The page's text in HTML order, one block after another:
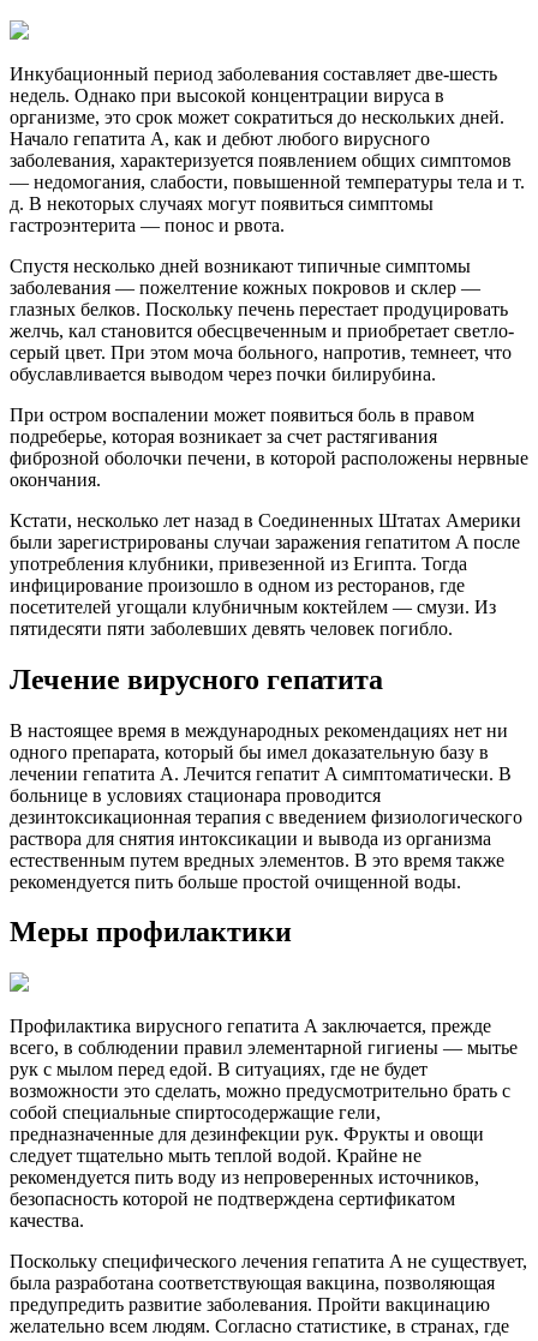
Инкубационный период заболевания составляет две-шесть
недель. Однако при высокой концентрации вируса в
организме, это срок может сократиться до нескольких дней.
Начало гепатита A, как и дебют любого вирусного
заболевания, характеризуется появлением общих симптомов
— недомогания, слабости, повышенной температуры тела и т.
д. В некоторых случаях могут появиться симптомы
гастроэнтерита — понос и рвота.
Спустя несколько дней возникают типичные симптомы
заболевания — пожелтение кожных покровов и склер —
глазных белков. Поскольку печень перестает продуцировать
желчь, кал становится обесцвеченным и приобретает светло-
серый цвет. При этом моча больного, напротив, темнеет, что
обуславливается выводом через почки билирубина.
При остром воспалении может появиться боль в правом
подреберье, которая возникает за счет растягивания
фиброзной оболочки печени, в которой расположены нервные
окончания.
Кстати, несколько лет назад в Соединенных Штатах Америки
были зарегистрированы случаи заражения гепатитом A после
употребления клубники, привезенной из Египта. Тогда
инфицирование произошло в одном из ресторанов, где
посетителей угощали клубничным коктейлем — смузи. Из
пятидесяти пяти заболевших девять человек погибло.
Лечение вирусного гепатита
В настоящее время в международных рекомендациях нет ни
одного препарата, который бы имел доказательную базу в
лечении гепатита A. Лечится гепатит A симптоматически. В
больнице в условиях стационара проводится
дезинтоксикационная терапия с введением физиологического
раствора для снятия интоксикации и вывода из организма
естественным путем вредных элементов. В это время также
рекомендуется пить больше простой очищенной воды.
Меры профилактики
Профилактика вирусного гепатита A заключается, прежде
всего, в соблюдении правил элементарной гигиены — мытье
рук с мылом перед едой. В ситуациях, где не будет
возможности это сделать, можно предусмотрительно брать с
собой специальные спиртосодержащие гели,
предназначенные для дезинфекции рук. Фрукты и овощи
следует тщательно мыть теплой водой. Крайне не
рекомендуется пить воду из непроверенных источников,
безопасность которой не подтверждена сертификатом
качества.
Поскольку специфического лечения гепатита A не существует,
была разработана соответствующая вакцина, позволяющая
предупредить развитие заболевания. Пройти вакцинацию
желательно всем людям. Согласно статистике, в странах, где